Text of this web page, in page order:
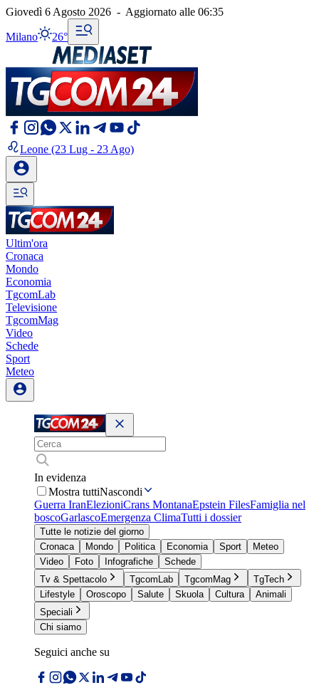
Giovedì 6 Agosto 2026 - Aggiornato alle 06:35
Milano 26°
Leone (23 Lug - 23 Ago)
Ultim'ora
Cronaca
Mondo
Economia
TgcomLab
Televisione
TgcomMag
Video
Schede
Sport
Meteo
In evidenza
Mostra tuttiNascondi
Guerra IranElezioniCrans MontanaEpstein FilesFamiglia nel
boscoGarlascoEmergenza ClimaTutti i dossier
Tutte le notizie del giorno
Cronaca
Mondo Politica Economia Sport
Meteo
Video
Foto Infografiche
Schede
Tv & Spettacolo
TgcomLab TgcomMag
TgTech
Lifestyle
Oroscopo Salute Skuola Cultura
Animali
Speciali
Chi siamo
Seguici anche su